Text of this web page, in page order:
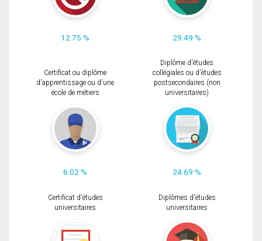
12.75 % 29.49 %
Certificat ou diplôme
d'apprentissage ou d'une
école de métiers
6.02 %
Diplôme d'études
collégiales ou d'études
postsecondaires (non
universitaires)
24.69 %
Certificat d'études
universitaires
Diplômes d'études
universitaires